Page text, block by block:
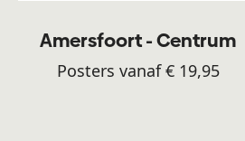
Amersfoort - Centrum
Posters vanaf € 19,95